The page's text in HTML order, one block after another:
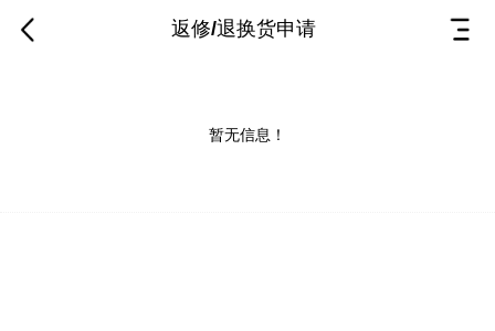
返修/退换货申请
暂无信息！